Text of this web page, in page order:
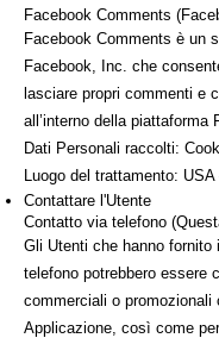
Facebook Comments
Facebook Comments è un
Facebook, Inc. che
lasciare propri commenti e
all’interno della piattaforma
Dati Personali raccolti:
Luogo del trattamento: USA
Contattare l'Utente
Contatto via telefono
Gli Utenti che hanno fornito
telefono potrebbero essere
commerciali o promozionali
Applicazione, così come